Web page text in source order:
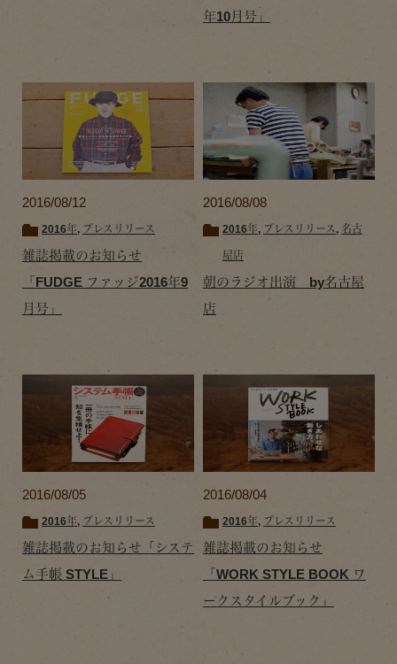
年10月号」
2016/08/12
2016年, プレスリリース
雑誌掲載のお知らせ
「FUDGE ファッジ2016年9
月号」
2016/08/08
2016年, プレスリリース , 名古
屋店
朝のラジオ出演 by名古屋
店
2016/08/05
2016年, プレスリリース
雑誌掲載のお知らせ「システ
ム手帳 STYLE」
2016/08/04
2016年, プレスリリース
雑誌掲載のお知らせ
「WORK STYLE BOOK ワ
ークスタイルブック」